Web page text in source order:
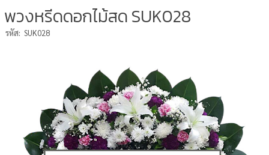
พวงหรีดดอกไม้สด SUK028
รหัส: SUK028